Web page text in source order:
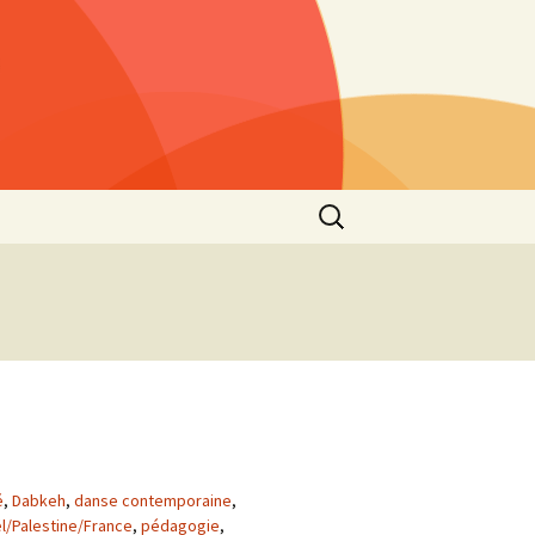
Rechercher :
, Dabkeh, danse contemporaine,
Palestine/France, pédagogie,